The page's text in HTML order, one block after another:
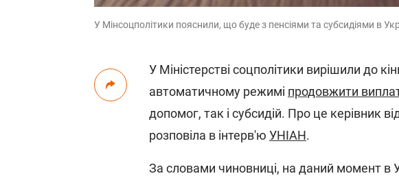
У Мінсоцполітики пояснили, що буде з пенсіями та субсидіями в
У Міністерстві соцполітики вирішили до
автоматичному режимі продовжити
допомог, так і субсидій. Про це керівник
розповіла в інтерв'ю УНІАН.
За словами чиновниці, на даний момент в